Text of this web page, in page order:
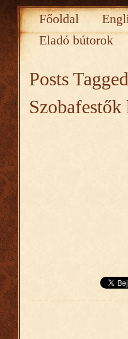
Főoldal
Eladó bútorok
Posts Tagged